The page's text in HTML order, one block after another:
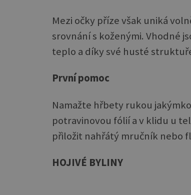
Mezi očky příze však uniká
srovnání s koženými. Vhodné
teplo a díky své husté
První pomoc
Namažte hřbety rukou
potravinovou fólií a v klidu u
přiložit nahřátý mručník nebo
HOJIVÉ BYLINY